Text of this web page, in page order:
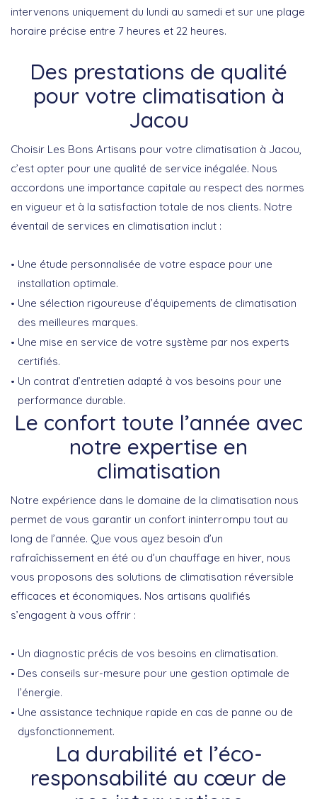
intervenons uniquement du lundi au samedi et sur une plage
horaire précise entre 7 heures et 22 heures.
Des prestations de qualité
pour votre climatisation à
Jacou
Choisir Les Bons Artisans pour votre climatisation à Jacou,
c’est opter pour une qualité de service inégalée. Nous
accordons une importance capitale au respect des normes
en vigueur et à la satisfaction totale de nos clients. Notre
éventail de services en climatisation inclut :
Une étude personnalisée de votre espace pour une
installation optimale.
Une sélection rigoureuse d’équipements de climatisation
des meilleures marques.
Une mise en service de votre système par nos experts
certifiés.
Un contrat d’entretien adapté à vos besoins pour une
performance durable.
Le confort toute l’année avec
notre expertise en
climatisation
Notre expérience dans le domaine de la climatisation nous
permet de vous garantir un confort ininterrompu tout au
long de l’année. Que vous ayez besoin d’un
rafraîchissement en été ou d’un chauffage en hiver , nous
vous proposons des solutions de climatisation réversible
efficaces et économiques. Nos artisans qualifiés
s’engagent à vous offrir :
Un diagnostic précis de vos besoins en climatisation.
Des conseils sur-mesure pour une gestion optimale de
l’énergie.
Une assistance technique rapide en cas de panne ou de
dysfonctionnement.
La durabilité et l’éco-
responsabilité au cœur de